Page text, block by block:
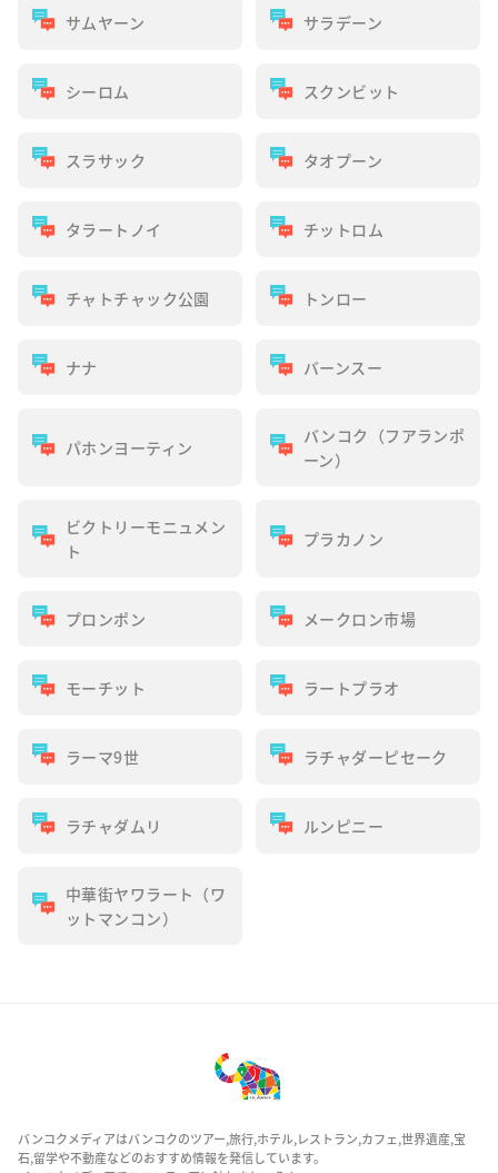
サムヤーン サラデーン
シーロム スクンビット
スラサック タオプーン
タラートノイ チットロム
チャトチャック公園 トンロー
ナナ バーンスー
パホンヨーティン
バンコク（フアランポ
ーン）
ビクトリーモニュメン
ト
プラカノン
プロンポン メークロン市場
モーチット ラートプラオ
ラーマ9世 ラチャダーピセーク
ラチャダムリ ルンピニー
中華街ヤワラート（ワ
ットマンコン）
バンコクメディアはバンコクのツアー,旅行,ホテル,レストラン,カフェ,世界遺産,宝
石,留学や不動産などのおすすめ情報を発信しています。